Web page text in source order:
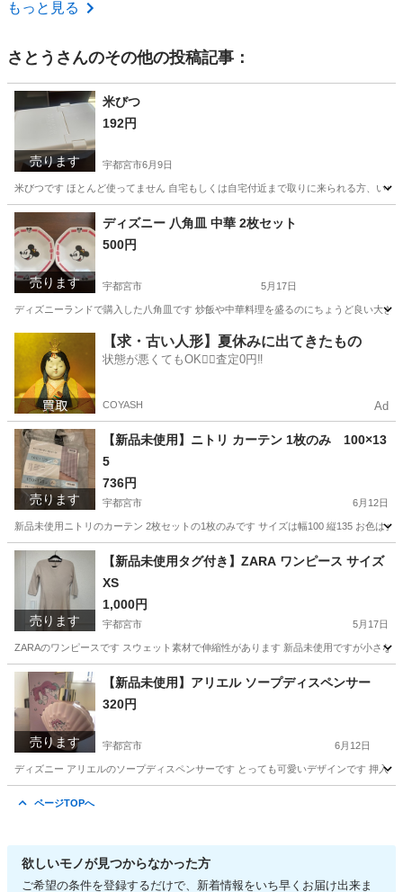
もっと見る
さとう さんのその他の投稿記事：
売ります
米びつ
192円
宇都宮市6月9日
米びつです ほとんど使ってません 自宅もしくは自宅付近まで取りに来られる方、いら
栃木 宇都宮市 家庭用品 米びつ
売ります
ディズニー 八角皿 中華 2枚セット
500円
宇都宮市 5月17日
ディズニーランドで購入した八角皿です 炒飯や中華料理を盛るのにちょうど良い大
食器 セット
【求・古い人形】夏休みに出てきたもの
状態が悪くてもOK🙆‍♀️査定0円‼️
COYASH Ad
売ります
【新品未使用】ニトリ カーテン 1枚のみ 100×13
5
736円
宇都宮市 6月12日
新品未使用ニトリのカーテン 2枚セットの1枚のみです サイズは幅100 縦135 お色は
栃木 宇都宮市 カーテン、ブラインド
売ります
【新品未使用タグ付き】ZARA ワンピース サイズ
XS
1,000円
宇都宮市 5月17日
ZARAのワンピースです スウェット素材で伸縮性があります 新品未使用ですが小さ
栃木 宇都宮市 ワンピース ZARA
売ります
【新品未使用】アリエル ソープディスペンサー
320円
宇都宮市 6月12日
ディズニー アリエルのソープディスペンサーです とっても可愛いデザインです 押入
ページTOPへ
欲しいモノが見つからなかった方
ご希望の条件を登録するだけで、新着情報をいち早くお届け出来ま